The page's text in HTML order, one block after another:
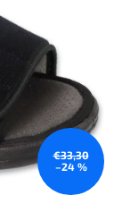
€33,30
–24 %